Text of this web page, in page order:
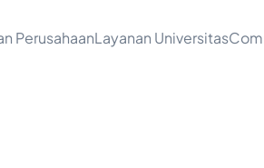
PerusahaanLayanan Universitas